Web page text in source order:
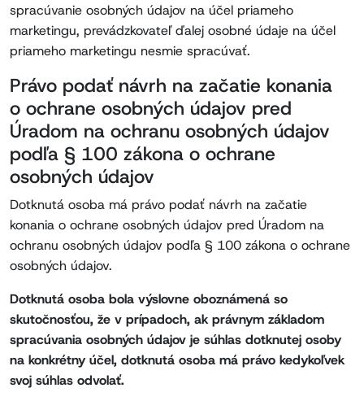
spracúvanie osobných údajov na účel priameho
marketingu, prevádzkovateľ ďalej osobné údaje na účel
priameho marketingu nesmie spracúvať.
Právo podať návrh na začatie konania
o ochrane osobných údajov pred
Úradom na ochranu osobných údajov
podľa § 100 zákona o ochrane
osobných údajov
Dotknutá osoba má právo podať návrh na začatie
konania o ochrane osobných údajov pred Úradom na
ochranu osobných údajov podľa § 100 zákona o ochrane
osobných údajov.
Dotknutá osoba bola výslovne oboznámená so
skutočnosťou, že v prípadoch, ak právnym základom
spracúvania osobných údajov je súhlas dotknutej osoby
na konkrétny účel, dotknutá osoba má právo kedykoľvek
svoj súhlas odvolať.